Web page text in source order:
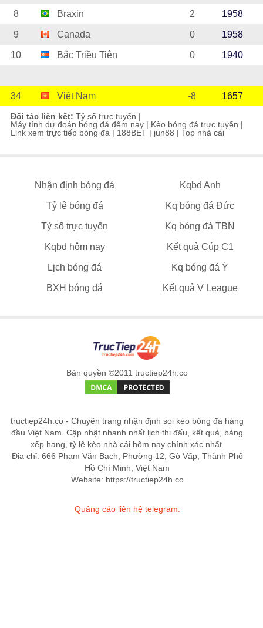
8 Braxin 2 1958
9 Canada 0 1958
10 Bắc Triều Tiên 0 1940
34 Việt Nam -8 1657
Đối tác liên kết: Tỷ số trực tuyến |
Máy tính dự đoán bóng đá đêm nay | Kèo bóng đá trực tuyến |
Link xem trực tiếp bóng đá | 188BET | jun88 | Top nhà cái
Nhận định bóng đá Kqbd Anh
Tỷ lệ bóng đá Kq bóng đá Đức
Tỷ số trực tuyến Kq bóng đá TBN
Kqbd hôm nay Kết quả Cúp C1
Lịch bóng đá Kq bóng đá Ý
BXH bóng đá Kết quả V League
Bản quyền ©2011 tructiep24h.co
tructiep24h.co - Chuyên trang nhận định soi kèo bóng đá hàng
đầu Việt Nam. Cập nhật nhanh nhất lịch thi đấu, kết quả, bảng
xếp hạng, tỷ lệ kèo nhà cái hôm nay chính xác nhất.
Địa chỉ: 666 Phạm Văn Bạch, Phường 12, Gò Vấp, Thành Phố
Hồ Chí Minh, Việt Nam
Website: https://tructiep24h.co
Quảng cáo liên hệ telegram: